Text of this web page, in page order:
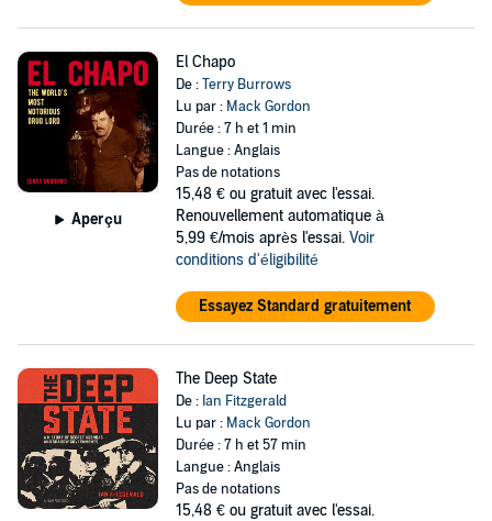
Aperçu
El Chapo
De :Terry Burrows
Lu par : Mack Gordon
Durée : 7 h et 1 min
Langue : Anglais
Pas de notations
15,48 € ou gratuit avec l'essai.
Renouvellement automatique à
5,99 €/mois après l'essai. Voir
conditions d'éligibilité
Essayez Standard gratuitement
The Deep State
De : Ian Fitzgerald
Lu par : Mack Gordon
Durée : 7 h et 57 min
Langue : Anglais
Pas de notations
15,48 € ou gratuit avec l'essai.